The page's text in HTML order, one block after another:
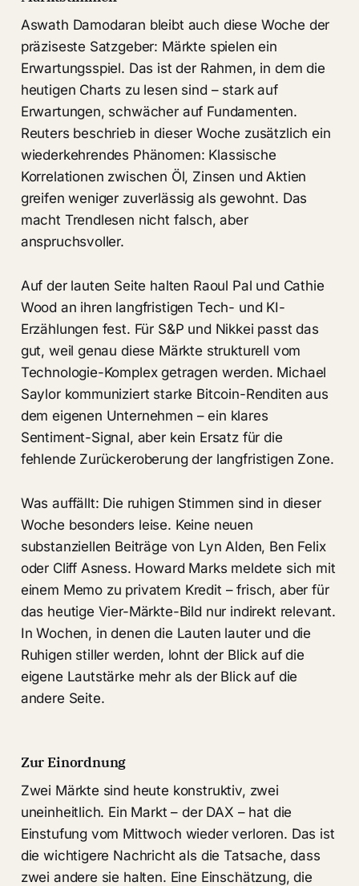
Aswath Damodaran bleibt auch diese Woche der
präziseste Satzgeber: Märkte spielen ein
Erwartungsspiel. Das ist der Rahmen, in dem die
heutigen Charts zu lesen sind – stark auf
Erwartungen, schwächer auf Fundamenten.
Reuters beschrieb in dieser Woche zusätzlich ein
wiederkehrendes Phänomen: Klassische
Korrelationen zwischen Öl, Zinsen und Aktien
greifen weniger zuverlässig als gewohnt. Das
macht Trendlesen nicht falsch, aber
anspruchsvoller.
Auf der lauten Seite halten Raoul Pal und Cathie
Wood an ihren langfristigen Tech- und KI-
Erzählungen fest. Für S&P und Nikkei passt das
gut, weil genau diese Märkte strukturell vom
Technologie-Komplex getragen werden. Michael
Saylor kommuniziert starke Bitcoin-Renditen aus
dem eigenen Unternehmen – ein klares
Sentiment-Signal, aber kein Ersatz für die
fehlende Zurückeroberung der langfristigen Zone.
Was auffällt: Die ruhigen Stimmen sind in dieser
Woche besonders leise. Keine neuen
substanziellen Beiträge von Lyn Alden, Ben Felix
oder Cliff Asness. Howard Marks meldete sich mit
einem Memo zu privatem Kredit – frisch, aber für
das heutige Vier-Märkte-Bild nur indirekt relevant.
In Wochen, in denen die Lauten lauter und die
Ruhigen stiller werden, lohnt der Blick auf die
eigene Lautstärke mehr als der Blick auf die
andere Seite.
Zur Einordnung
Zwei Märkte sind heute konstruktiv, zwei
uneinheitlich. Ein Markt – der DAX – hat die
Einstufung vom Mittwoch wieder verloren. Das ist
die wichtigere Nachricht als die Tatsache, dass
zwei andere sie halten. Eine Einschätzung, die